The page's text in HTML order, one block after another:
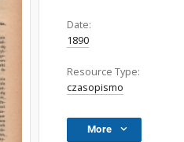
Date:
1890
Resource Type:
czasopismo
More